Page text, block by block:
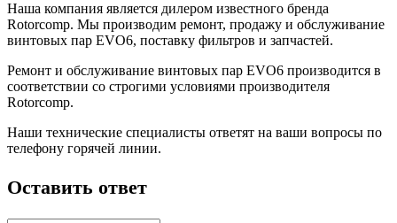
Наша компания является дилером известного бренда
Rotorcomp. Мы производим ремонт, продажу и обслуживание
винтовых пар EVO6, поставку фильтров и запчастей.
Ремонт и обслуживание винтовых пар EVO6 производится в
соответствии со строгими условиями производителя
Rotorcomp.
Наши технические специалисты ответят на ваши вопросы по
телефону горячей линии.
Оставить ответ